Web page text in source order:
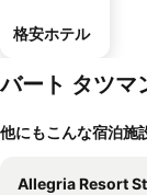
格安ホテル
バート タツマ
他にもこんな宿泊施
Allegria Resort